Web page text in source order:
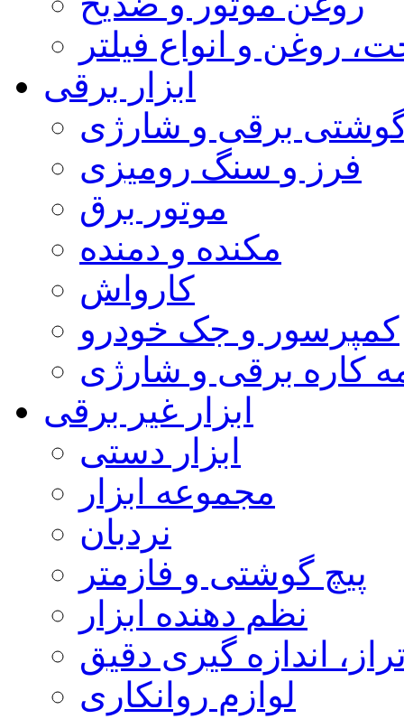
روغن و انواع فیلتر
ابزار برقی
گوشتی برقی و شارژی
فرز و سنگ رومیزی
موتور برق
مکنده و دمنده
کارواش
کمپرسور و جک خودرو
کاره برقی و شارژی
ابزار غیر برقی
ابزار دستی
مجموعه ابزار
نردبان
پیچ گوشتی و فازمتر
نظم دهنده ابزار
اندازه گیری دقیق
لوازم روانکاری